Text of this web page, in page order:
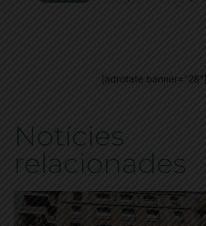
[adrotate banner="28"]
Notícies
relacionades